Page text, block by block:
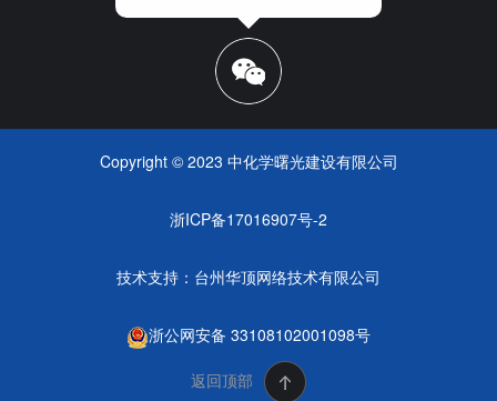
Copyright © 2023 中化学曙光建设有限公司
浙ICP备17016907号-2
技术支持： 台州华顶网络技术有限公司
浙公网安备 33108102001098号
返回顶部